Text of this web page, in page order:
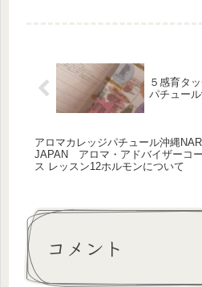
５感育タ
パチュー
アロマカレッジパチュール沖縄
JAPAN アロマ・アドバイザーコー
ス レッスン12ホルモンについて
コメント